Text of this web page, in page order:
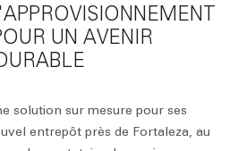
UN AVENIR
solution sur mesure pour ses
entrepôt près de Fortaleza, au